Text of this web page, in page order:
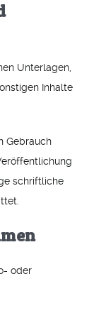
Unterlagen,
Inhalte
Gebrauch
schriftliche
oder